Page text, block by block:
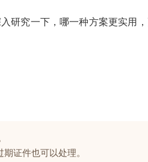
研究一下，哪一种方案更实用
证件也可以处理。